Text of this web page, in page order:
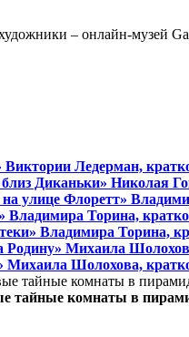
Ледерман,
близ Диканьки» Николая
улице Флоретт»
Владимира Торина,
Владимира Торина,
Родину» Михаила
Михаила Шолохова,
тайные комнаты в